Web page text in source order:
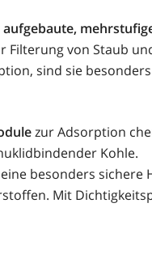
von Staub
sind sie
zur Adsorption
Kohle.
besonders sichere
Mit